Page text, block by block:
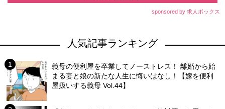
sponsored by 求人ボックス
人気記事ランキング
義母の便利屋を卒業してノーストレス！ 離婚から始
まる妻と娘の新たな人生に悔いはなし！【嫁を便利
屋扱いする義母 Vol.44】